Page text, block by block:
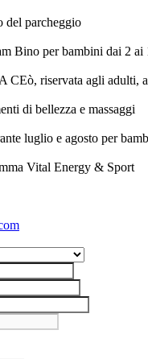
del parcheggio
Bino per bambini dai 2 ai
CEò, riservata agli
di bellezza e massaggi
luglio e agosto per
Vital Energy & Sport